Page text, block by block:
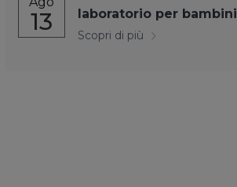
13
laboratorio per bambini
Scopri di più